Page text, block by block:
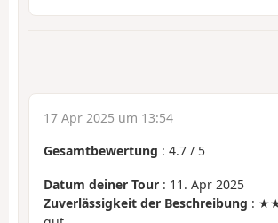
17 Apr 2025 um 13:54
Gesamtbewertung : 4.7 / 5
Datum deiner Tour : 11. Apr 2025
Zuverlässigkeit der Beschreibung :